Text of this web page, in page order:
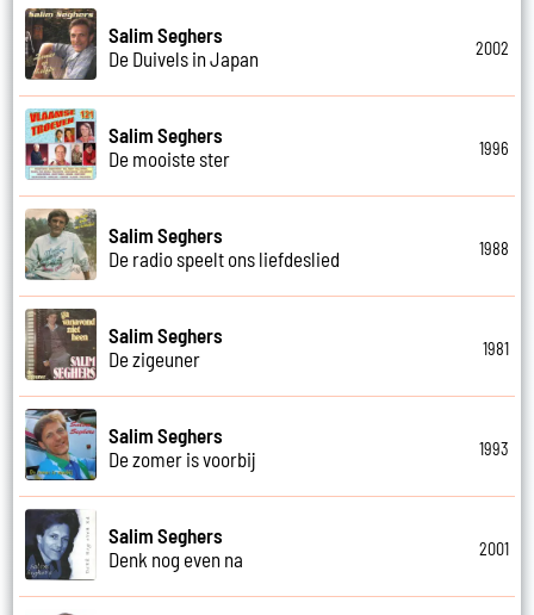
Salim Seghers
De Duivels in Japan
2002
Salim Seghers
De mooiste ster
1996
Salim Seghers
De radio speelt ons liefdeslied
1988
Salim Seghers
De zigeuner
1981
Salim Seghers
De zomer is voorbij
1993
Salim Seghers
Denk nog even na
2001